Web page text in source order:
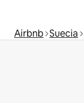
Airbnb Suecia